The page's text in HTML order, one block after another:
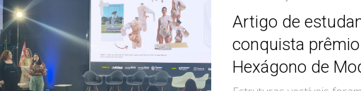
Artigo de
conquista
Hexágono de